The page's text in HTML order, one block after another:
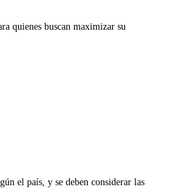
quienes buscan maximizar su
el país, y se deben considerar las